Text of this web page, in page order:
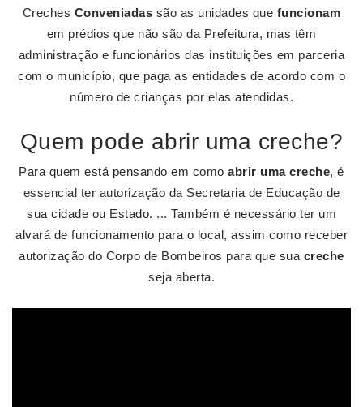
Creches Conveniadas são as unidades que funcionam
em prédios que não são da Prefeitura, mas têm
administração e funcionários das instituições em parceria
com o município, que paga as entidades de acordo com o
número de crianças por elas atendidas.
Quem pode abrir uma creche?
Para quem está pensando em comoabrir uma creche, é
essencial ter autorização da Secretaria de Educação de
sua cidade ou Estado. ... Também é necessário ter um
alvará de funcionamento para o local, assim como receber
autorização do Corpo de Bombeiros para que sua creche
seja aberta.